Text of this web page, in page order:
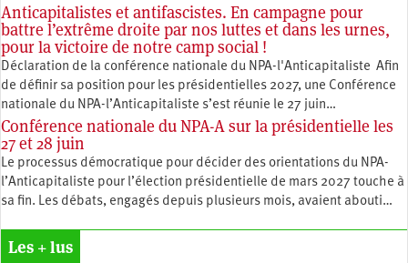
Anticapitalistes et antifascistes. En campagne pour
battre l’extrême droite par nos luttes et dans les urnes,
pour la victoire de notre camp social !
Déclaration de la conférence nationale du NPA-l'Anticapitaliste Afin
de définir sa position pour les présidentielles 2027, une Conférence
nationale du NPA-l’Anticapitaliste s’est réunie le 27 juin…
Conférence nationale du NPA-A sur la présidentielle les
27 et 28 juin
Le processus démocratique pour décider des orientations du NPA-
l’Anticapitaliste pour l’élection présidentielle de mars 2027 touche à
sa fin. Les débats, engagés depuis plusieurs mois, avaient abouti…
Les + lus